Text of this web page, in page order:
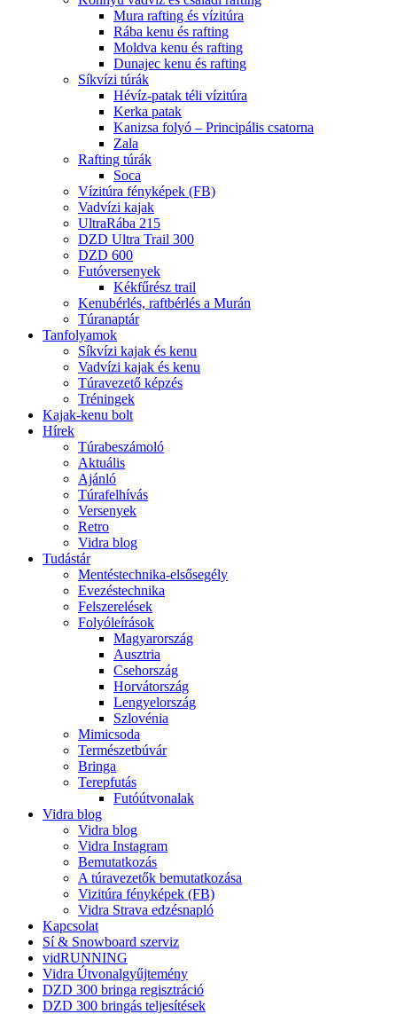
Mura rafting és vízitúra
Rába kenu és rafting
Moldva kenu és rafting
Dunajec kenu és rafting
Síkvízi túrák
Hévíz-patak téli vízitúra
Kerka patak
Kanizsa folyó – Principális csatorna
Zala
Rafting túrák
Soca
Vízitúra fényképek (FB)
Vadvízi kajak
UltraRába 215
DZD Ultra Trail 300
DZD 600
Futóversenyek
Kékfűrész trail
Kenubérlés, raftbérlés a Murán
Túranaptár
Tanfolyamok
Síkvízi kajak és kenu
Vadvízi kajak és kenu
Túravezető képzés
Tréningek
Kajak-kenu bolt
Hírek
Túrabeszámoló
Aktuális
Ajánló
Túrafelhívás
Versenyek
Retro
Vidra blog
Tudástár
Mentéstechnika-elsősegély
Evezéstechnika
Felszerelések
Folyóleírások
Magyarország
Ausztria
Csehország
Horvátország
Lengyelország
Szlovénia
Mimicsoda
Természetbúvár
Bringa
Terepfutás
Futóútvonalak
Vidra blog
Vidra blog
Vidra Instagram
Bemutatkozás
A túravezetők bemutatkozása
Vizitúra fényképek (FB)
Vidra Strava edzésnapló
Kapcsolat
Sí & Snowboard szerviz
vidRUNNING
Vidra Útvonalgyűjtemény
DZD 300 bringa regisztráció
DZD 300 bringás teljesítések